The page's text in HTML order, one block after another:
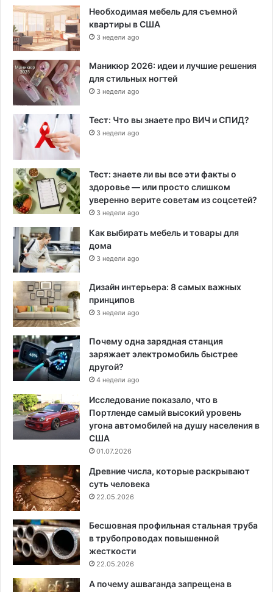
Необходимая мебель для съемной
квартиры в США
3 недели ago
Маникюр 2026: идеи и лучшие решения
для стильных ногтей
3 недели ago
Тест: Что вы знаете про ВИЧ и СПИД?
3 недели ago
Тест: знаете ли вы все эти факты о
здоровье — или просто слишком
уверенно верите советам из соцсетей?
3 недели ago
Как выбирать мебель и товары для
дома
3 недели ago
Дизайн интерьера: 8 самых важных
принципов
3 недели ago
Почему одна зарядная станция
заряжает электромобиль быстрее
другой?
4 недели ago
Исследование показало, что в
Портленде самый высокий уровень
угона автомобилей на душу населения в
США
01.07.2026
Древние числа, которые раскрывают
суть человека
22.05.2026
Бесшовная профильная стальная труба
в трубопроводах повышенной
жесткости
22.05.2026
А почему ашваганда запрещена в